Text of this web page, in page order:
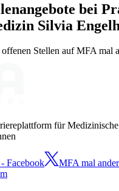
bei
Silvia
Stellen auf MFA mal
für Medizinische
Facebook MFA mal